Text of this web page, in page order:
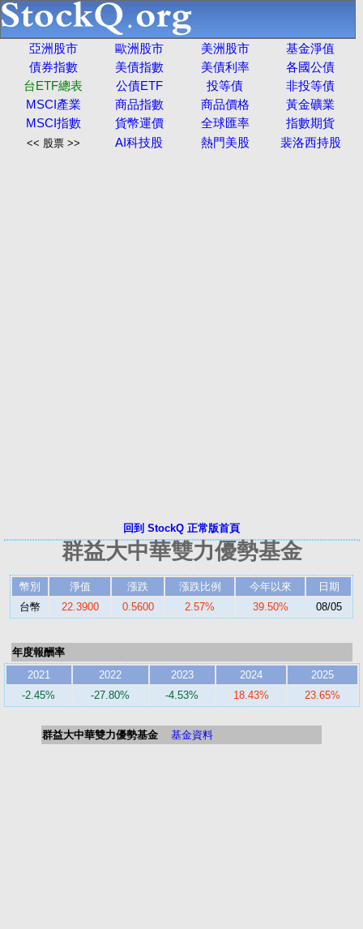
亞洲股市 歐洲股市 美洲股市
基金淨值
債券指數
美債指數 美債利率
各國公債
台ETF總表
公債ETF 投等債
非投等債
MSCI產業
商品指數 商品價格
黃金礦業
MSCI指數
貨幣運價 全球匯率 指數期貨
<< 股票 >> AI科技股 熱門美股 裴洛西持股
回到 StockQ 正常版首頁
群益大中華雙力優勢基金
幣別 淨值 漲跌 漲跌比例 今年以來
日期
台幣
22.3900 0.5600 2.57% 39.50% 08/05
年度報酬率
2021
2022 2023 2024
2025
-2.45%
-27.80% -4.53% 18.43% 23.65%
群益大中華雙力優勢基金 基金資料